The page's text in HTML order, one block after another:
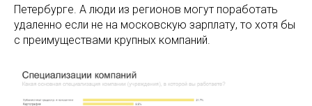
Петербурге. А люди из регионов могут поработать
удаленно если не на московскую зарплату, то хотя бы
с преимуществами крупных компаний.